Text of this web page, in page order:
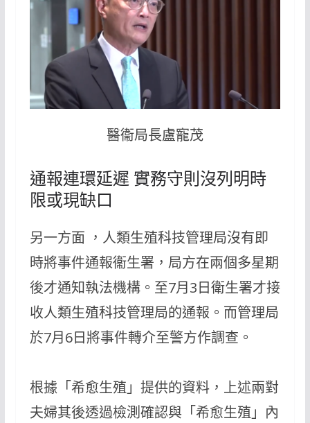
醫衞局長盧寵茂
通報連環延遲 實務守則沒列明時
限或現缺口
另一方面 ，人類生殖科技管理局沒有即
時將事件通報衞生署，局方在兩個多星期
後才通知執法機構。至7月3日衛生署才接
收人類生殖科技管理局的通報。而管理局
於7月6日將事件轉介至警方作調查。
根據「希愈生殖」提供的資料，上述兩對
夫婦其後透過檢測確認與「希愈生殖」內